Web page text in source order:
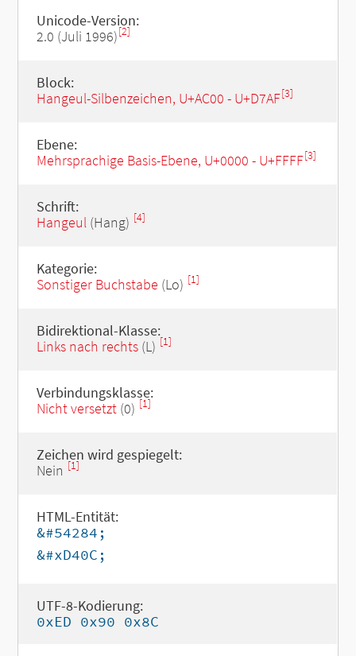
Unicode-Version:
2.0 (Juli 1996)[2]
Block:
Hangeul-Silbenzeichen, U+AC00 - U+D7AF[3]
Ebene:
Mehrsprachige Basis-Ebene, U+0000 - U+FFFF[3]
Schrift:
Hangeul(Hang) [4]
Kategorie:
Sonstiger Buchstabe (Lo) [1]
Bidirektional-Klasse:
Links nach rechts(L) [1]
Verbindungsklasse:
Nicht versetzt(0) [1]
Zeichen wird gespiegelt:
Nein [1]
HTML-Entität:
&#54284;
&#xD40C;
UTF-8-Kodierung:
0xED 0x90 0x8C